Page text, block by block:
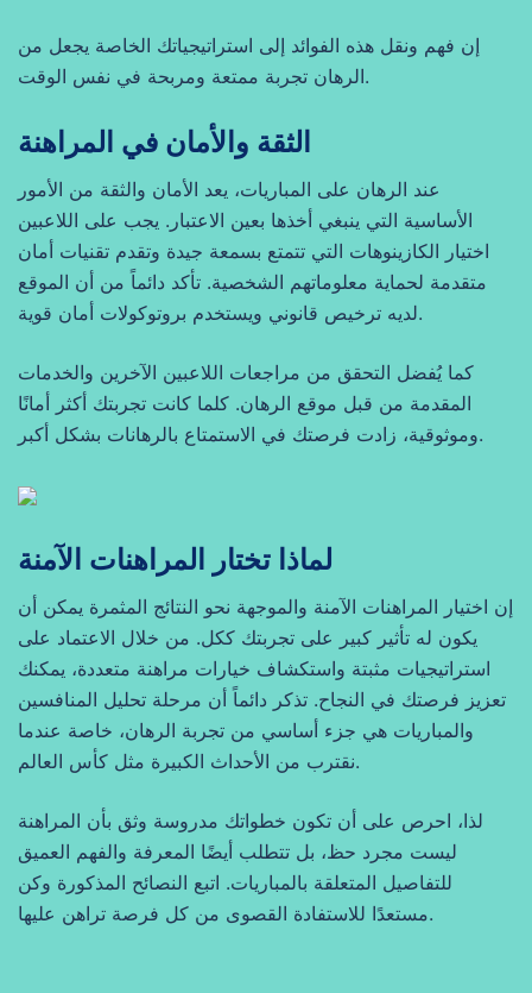
إن فهم ونقل هذه الفوائد إلى استراتيجياتك الخاصة يجعل من
الرهان تجربة ممتعة ومربحة في نفس الوقت.
الثقة والأمان في المراهنة
عند الرهان على المباريات، يعد الأمان والثقة من الأمور
الأساسية التي ينبغي أخذها بعين الاعتبار. يجب على اللاعبين
اختيار الكازينوهات التي تتمتع بسمعة جيدة وتقدم تقنيات أمان
متقدمة لحماية معلوماتهم الشخصية. تأكد دائماً من أن الموقع
لديه ترخيص قانوني ويستخدم بروتوكولات أمان قوية.
كما يُفضل التحقق من مراجعات اللاعبين الآخرين والخدمات
المقدمة من قبل موقع الرهان. كلما كانت تجربتك أكثر أمانًا
وموثوقية، زادت فرصتك في الاستمتاع بالرهانات بشكل أكبر.
لماذا تختار المراهنات الآمنة
إن اختيار المراهنات الآمنة والموجهة نحو النتائج المثمرة يمكن أن
يكون له تأثير كبير على تجربتك ككل. من خلال الاعتماد على
استراتيجيات مثبتة واستكشاف خيارات مراهنة متعددة، يمكنك
تعزيز فرصتك في النجاح. تذكر دائماً أن مرحلة تحليل المنافسين
والمباريات هي جزء أساسي من تجربة الرهان، خاصة عندما
نقترب من الأحداث الكبيرة مثل كأس العالم.
لذا، احرص على أن تكون خطواتك مدروسة وثق بأن المراهنة
ليست مجرد حظ، بل تتطلب أيضًا المعرفة والفهم العميق
للتفاصيل المتعلقة بالمباريات. اتبع النصائح المذكورة وكن
مستعدًا للاستفادة القصوى من كل فرصة تراهن عليها.